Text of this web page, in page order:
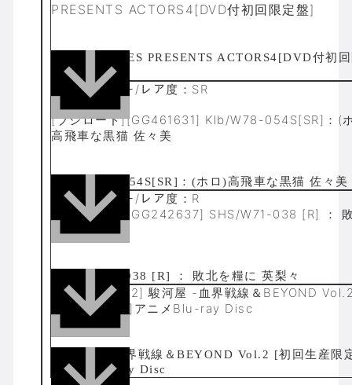
PRESENTS ACTORS4[DVD付初回限定盤]
分類：ｷｬﾗｸﾀｰ/レア度：SR
[ブシロード][GG461631] Klb/W78-054S[SR]：(
高飛車な黒猫 佐々美
分類：ｷｬﾗｸﾀｰ/レア度：R
[ブシロード][GG242637] SHS/W71-038 [R] ：
[][428057462] 駿河屋 -血界戦線＆BEYOND
回生産限定版]アニメBlu-ray Disc